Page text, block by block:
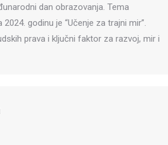
dan obrazovanja. Tema
godinu je “Učenje za trajni mir”.
prava i ključni faktor za razvoj, mir i